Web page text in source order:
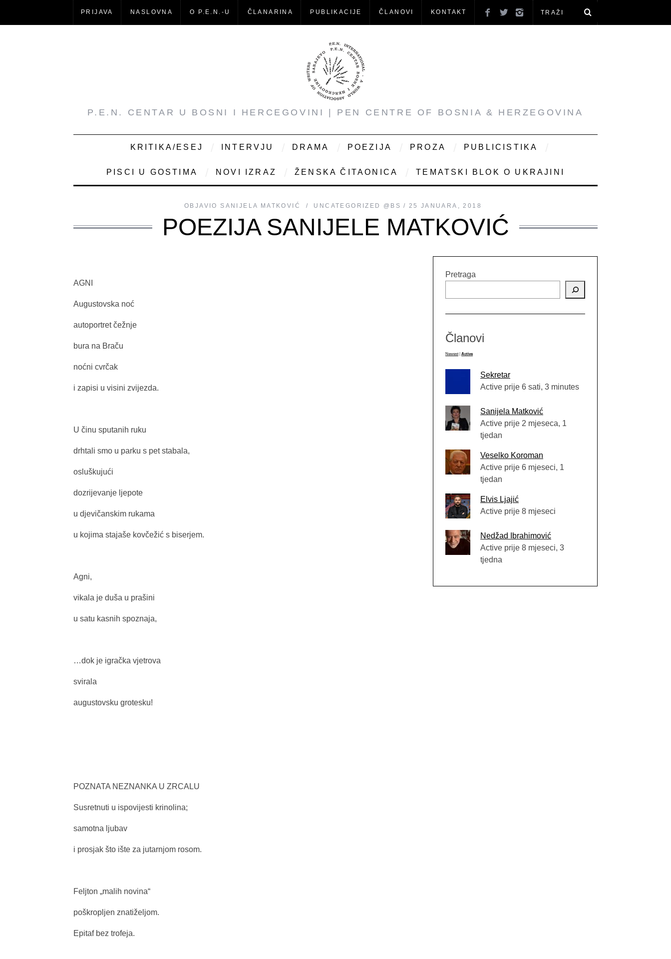
PRIJAVA NASLOVNA O P.E.N.-U ČLANARINA PUBLIKACIJE ČLANOVI KONTAKT
P.E.N. CENTAR U BOSNI I HERCEGOVINI | PEN CENTRE OF BOSNIA & HERZEGOVINA
KRITIKA/ESEJ INTERVJU DRAMA POEZIJA PROZA PUBLICISTIKA
PISCI U GOSTIMA NOVI IZRAZ ŽENSKA ČITAONICA TEMATSKI BLOK O UKRAJINI
OBJAVIO SANIJELA MATKOVIĆ UNCATEGORIZED @BS 25 JANUARA, 2018
POEZIJA SANIJELE MATKOVIĆ
AGNI
Augustovska noć
autoportret čežnje
bura na Braču
noćni cvrčak
i zapisi u visini zvijezda.
U činu sputanih ruku
drhtali smo u parku s pet stabala,
osluškujući
dozrijevanje ljepote
u djevičanskim rukama
u kojima stajaše kovčežić s biserjem.
Agni,
vikala je duša u prašini
u satu kasnih spoznaja,
…dok je igračka vjetrova
svirala
augustovsku grotesku!
POZNATA NEZNANKA U ZRCALU
Susretnuti u ispovijesti krinolina;
samotna ljubav
i prosjak što ište za jutarnjom rosom.
Feljton „malih novina“
poškropljen znatiželjom.
Epitaf bez trofeja.
Pretraga
Članovi
Newest Active
Sekretar
Active prije 6 sati, 3 minutes
Sanijela Matković
Active prije 2 mjeseca, 1
tjedan
Veselko Koroman
Active prije 6 mjeseci, 1
tjedan
Elvis Ljajić
Active prije 8 mjeseci
Nedžad Ibrahimović
Active prije 8 mjeseci, 3
tjedna